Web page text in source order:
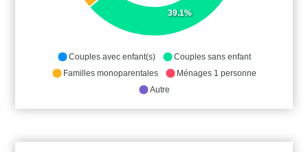
39.1%
Couples avec enfant(s)
Couples sans enfant
Familles monoparentales
Ménages 1 personne
Autre